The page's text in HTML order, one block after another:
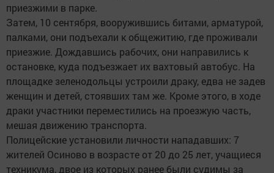
приезжими в парке.
Затем, 10 сентября, вооружившись битами, арматурой,
палками, они подъехали к общежитию, где проживали
приезжие. Дождавшись рабочих, они направились к
остановке, куда подъезжает их вахтовый автобус. На
площадке зеленодольцы устроили драку, едва не задев
женщин и детей, стоявших там же. Кроме этого, в ходе
драки участники переместились на проезжую часть,
мешая движению транспорта.
Полицейские установили личности нападавших: 7
жителей Осиново в возрасте от 20 до 25 лет, учащиеся
техникума, двое из которых ранее были судимы за